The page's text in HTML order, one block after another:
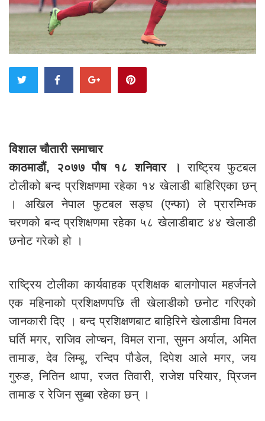
विशाल चौतारी समाचार
काठमाडौं, २०७७ पौष १८ शनिवार ।राष्ट्रिय फुटबल
टोलीको बन्द प्रशिक्षणमा रहेका १४ खेलाडी बाहिरिएका छन्
। अखिल नेपाल फुटबल सङ्घ (एन्फा) ले प्रारम्भिक
चरणको बन्द प्रशिक्षणमा रहेका ५८ खेलाडीबाट ४४ खेलाडी
छनोट गरेको हो ।
राष्ट्रिय टोलीका कार्यवाहक प्रशिक्षक बालगोपाल महर्जनले
एक महिनाको प्रशिक्षणपछि ती खेलाडीको छनोट गरिएको
जानकारी दिए । बन्द प्रशिक्षणबाट बाहिरिने खेलाडीमा विमल
घर्ति मगर, राजिव लोप्चन, विमल राना, सुमन अर्याल, अमित
तामाङ, देव लिम्बू, रन्दिप पौडेल, दिपेश आले मगर, जय
गुरुङ, नितिन थापा, रजत तिवारी, राजेश परियार, प्रिजन
तामाङ र रेजिन सुब्बा रहेका छन् ।